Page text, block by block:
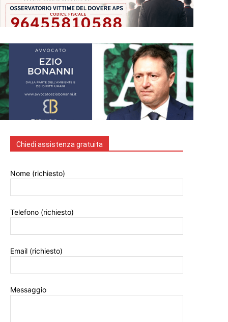
Chiedi assistenza gratuita
Nome (richiesto)
Telefono (richiesto)
Email (richiesto)
Messaggio